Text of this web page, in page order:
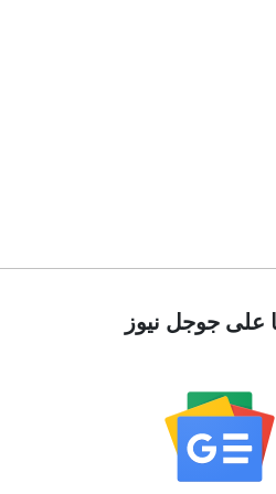
على جوجل نيوز